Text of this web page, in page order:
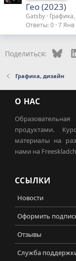
Гео (2023)
Gatsby
Ответы 0 7 Янв
Поделиться:
Графика, дизайн
О НАС
продуктами.
материалы на
нами на
ССЫЛКИ
Новости
Оформить
Отзывы
Служба